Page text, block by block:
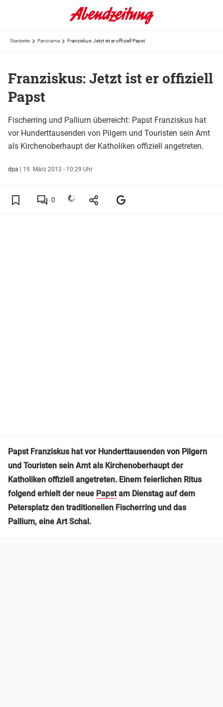
Startseite Panorama Franziskus: Jetzt ist er offiziell Papst
Franziskus: Jetzt ist er offiziell
Papst
Fischerring und Pallium überreicht: Papst Franziskus hat
vor Hunderttausenden von Pilgern und Touristen sein Amt
als Kirchenoberhaupt der Katholiken offiziell angetreten.
dpa | 19. März 2013 - 10:29 Uhr
0
Papst Franziskus hat vor Hunderttausenden von Pilgern
und Touristen sein Amt als Kirchenoberhaupt der
Katholiken offiziell angetreten. Einem feierlichen Ritus
folgend erhielt der neue Papstam Dienstag auf dem
Petersplatz den traditionellen Fischerring und das
Pallium, eine Art Schal.